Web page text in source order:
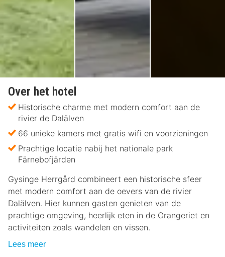
Over het hotel
Historische charme met modern comfort aan de
rivier de Dalälven
66 unieke kamers met gratis wifi en voorzieningen
Prachtige locatie nabij het nationale park
Färnebofjärden
Gysinge Herrgård combineert een historische sfeer
met modern comfort aan de oevers van de rivier
Dalälven. Hier kunnen gasten genieten van de
prachtige omgeving, heerlijk eten in de Orangeriet en
activiteiten zoals wandelen en vissen.
Lees meer